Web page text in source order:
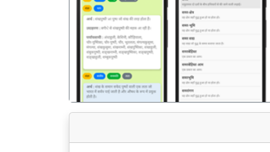
पिछला